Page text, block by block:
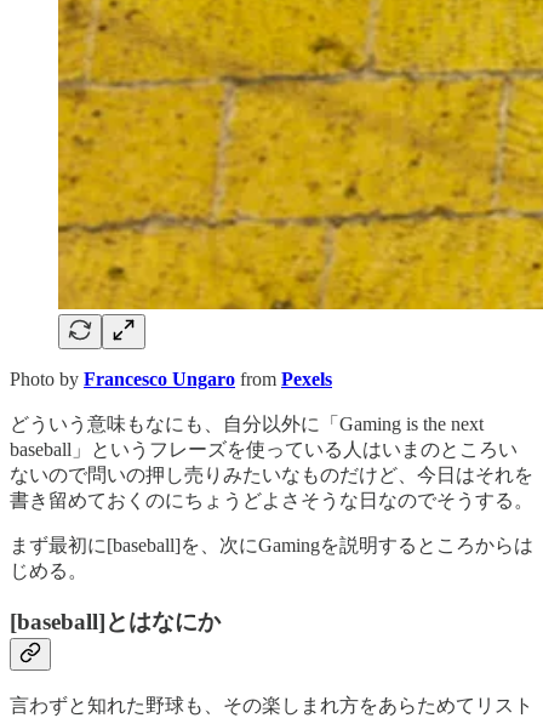
Photo by Francesco Ungaro from Pexels
どういう意味もなにも、自分以外に「Gaming is the next
baseball」というフレーズを使っている人はいまのところい
ないので問いの押し売りみたいなものだけど、今日はそれを
書き留めておくのにちょうどよさそうな日なのでそうする。
まず最初に[baseball]を、次にGamingを説明するところからは
じめる。
[baseball]とはなにか
言わずと知れた野球も、その楽しまれ方をあらためてリスト